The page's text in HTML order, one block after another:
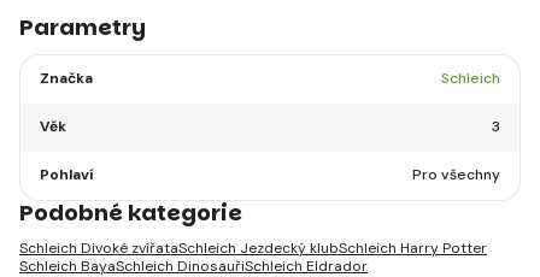
Parametry
Značka Schleich
Věk 3
Pohlaví Pro všechny
Podobné kategorie
Schleich Divoké zvířataSchleich Jezdecký klubSchleich Harry Potter
Schleich BayaSchleich DinosauřiSchleich Eldrador